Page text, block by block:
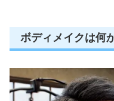
ボディメイクは何